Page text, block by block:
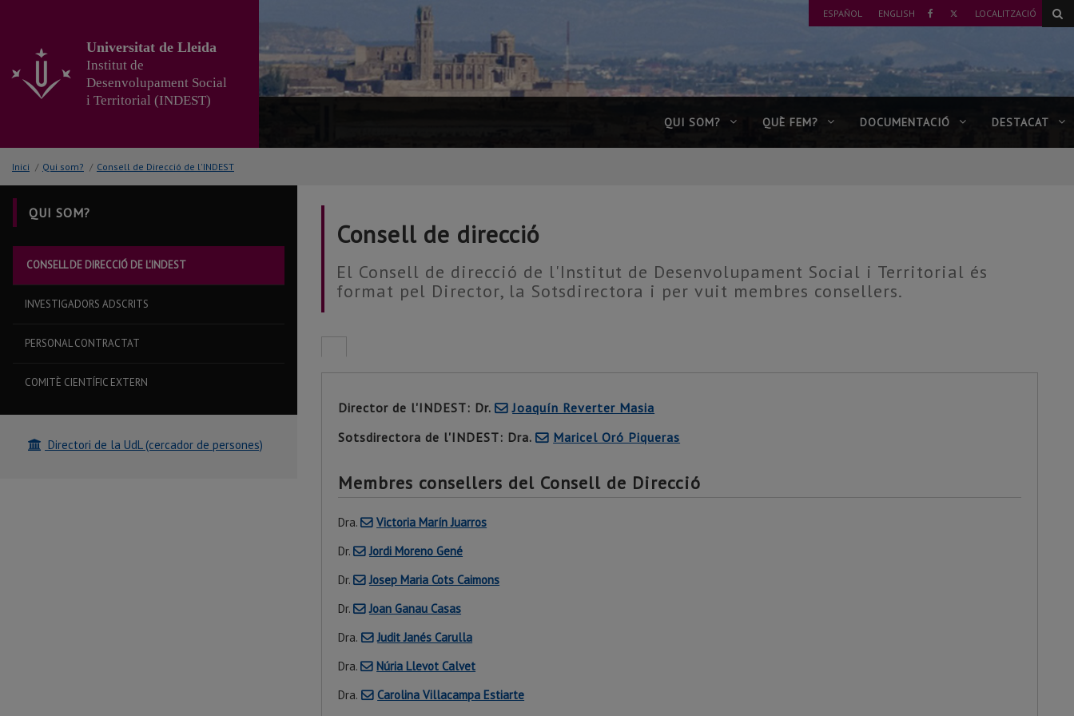
principal
FACEBOOK
TWITTER
LOCALITZACIÓ
ESPAÑOL ENGLISH
Universitat de Lleida
Institut de
Desenvolupament Social
i Territorial (INDEST)
QUI SOM? QUÈ FEM? DOCUMENTACIÓ DESTACAT
Inici / Qui som? / Consell de Direcció de l'INDEST
QUI SOM?
CONSELL DE DIRECCIÓ DE L'INDEST
INVESTIGADORS ADSCRITS
PERSONAL CONTRACTAT
COMITÈ CIENTÍFIC EXTERN
Directori de la UdL (cercador de persones)
Consell de direcció
El Consell de direcció de l'Institut de Desenvolupament Social i Territorial és
format pel Director, la Sotsdirectora i per vuit membres consellers.
Director de l'INDEST: Dr.
Joaquín Reverter Masia
Sotsdirectora de l'INDEST: Dra. Maricel Oró Piqueras
Membres consellers del Consell de Direcció
Dra.
Victoria Marín Juarros
Dr.
Jordi Moreno Gené
Dr.
Josep Maria Cots Caimons
Dr.
Joan Ganau Casas
Dra.
Judit Janés Carulla
Dra.
Núria Llevot Calvet
Dra.
Carolina Villacampa Estiarte